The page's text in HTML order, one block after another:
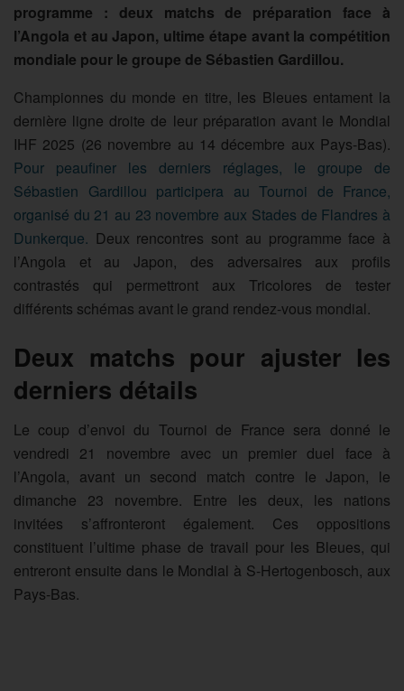
programme : deux matchs de préparation face à
l’Angola et au Japon, ultime étape avant la compétition
mondiale pour le groupe de Sébastien Gardillou.
Championnes du monde en titre, les Bleues entament la
dernière ligne droite de leur préparation avant le Mondial
IHF 2025 (26 novembre au 14 décembre aux Pays-Bas).
Pour peaufiner les derniers réglages, le groupe de
Sébastien Gardillou participera au Tournoi de France,
organisé du 21 au 23 novembre aux Stades de Flandres à
Dunkerque. Deux rencontres sont au programme face à
l’Angola et au Japon, des adversaires aux profils
contrastés qui permettront aux Tricolores de tester
différents schémas avant le grand rendez-vous mondial.
Deux matchs pour ajuster les
derniers détails
Le coup d’envoi du Tournoi de France sera donné le
vendredi 21 novembre avec un premier duel face à
l’Angola, avant un second match contre le Japon, le
dimanche 23 novembre. Entre les deux, les nations
invitées s’affronteront également. Ces oppositions
constituent l’ultime phase de travail pour les Bleues, qui
entreront ensuite dans le Mondial à S-Hertogenbosch, aux
Pays-Bas.